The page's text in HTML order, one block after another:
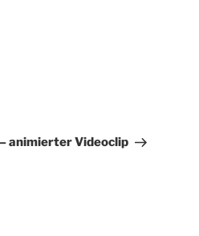
animierter Videoclip